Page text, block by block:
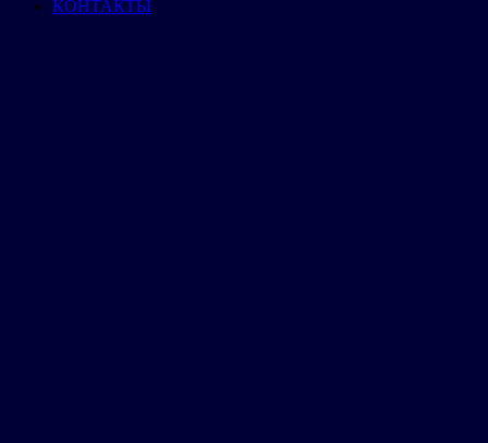
КОНТАКТЫ